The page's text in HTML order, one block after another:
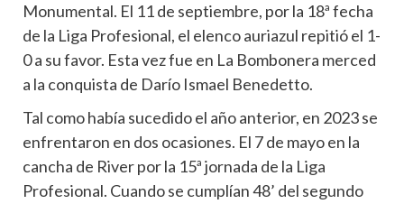
Monumental. El 11 de septiembre, por la 18ª fecha
de la Liga Profesional, el elenco auriazul repitió el 1-
0 a su favor. Esta vez fue en La Bombonera merced
a la conquista de Darío Ismael Benedetto.
Tal como había sucedido el año anterior, en 2023 se
enfrentaron en dos ocasiones. El 7 de mayo en la
cancha de River por la 15ª jornada de la Liga
Profesional. Cuando se cumplían 48’ del segundo